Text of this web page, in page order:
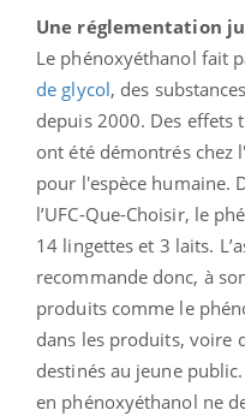
Une réglementation
Le phénoxyéthanol fait
de glycol, des
depuis 2000. Des
ont été démontrés chez
pour l'espèce humaine.
l’UFC-Que-Choisir, le
14 lingettes et 3 laits.
recommande donc, à
produits comme le
dans les produits, voire
destinés au jeune
en phénoxyéthanol ne